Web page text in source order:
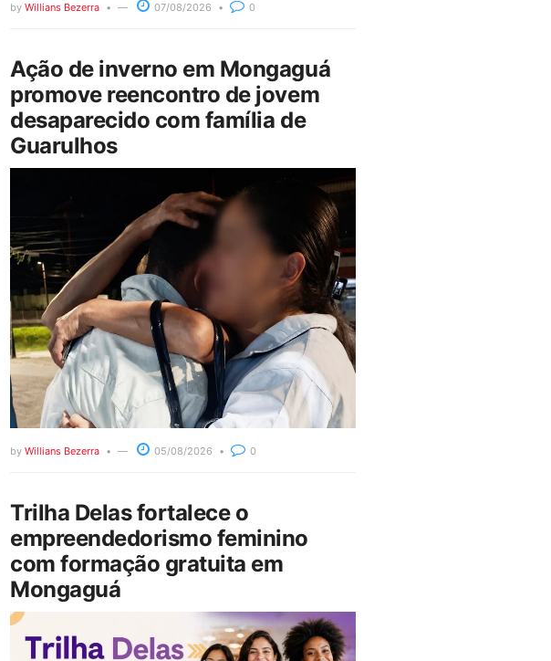
by Willians Bezerra 07/08/2026 0
Ação de inverno em Mongaguá
promove reencontro de jovem
desaparecido com família de
Guarulhos
by Willians Bezerra 05/08/2026 0
Trilha Delas fortalece o
empreendedorismo feminino
com formação gratuita em
Mongaguá